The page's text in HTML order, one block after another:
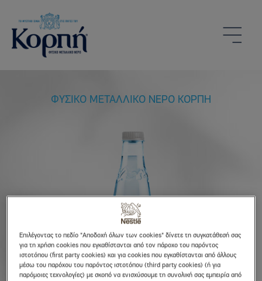
ΦΥΣΙΚΟ ΜΕΤΑΛΛΙΚΟ ΝΕΡΟ ΚΟΡΠΗ
Επιλέγοντας το πεδίο "Αποδοχή όλων των cookies" δίνετε τη συγκατάθεσή σας
για τη χρήση cookies που εγκαθίστανται από τον πάροχο του παρόντος
ιστοτόπου (first party cookies) και για cookies που εγκαθίστανται από άλλους
μέσω του παρόχου του παρόντος ιστοτόπου (third party cookies) (ή για
παρόμοιες τεχνολογίες) με σκοπό να ενισχύσουμε τη συνολική σας εμπειρία από